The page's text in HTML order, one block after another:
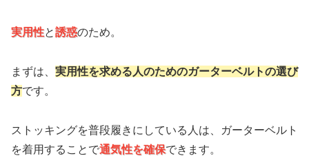
実用性と誘惑のため。
まずは、 実用性を求める人のためのガーターベルトの選び
方です。
ストッキングを普段履きにしている人は、ガーターベルト
を着用することで通気性を確保できます。